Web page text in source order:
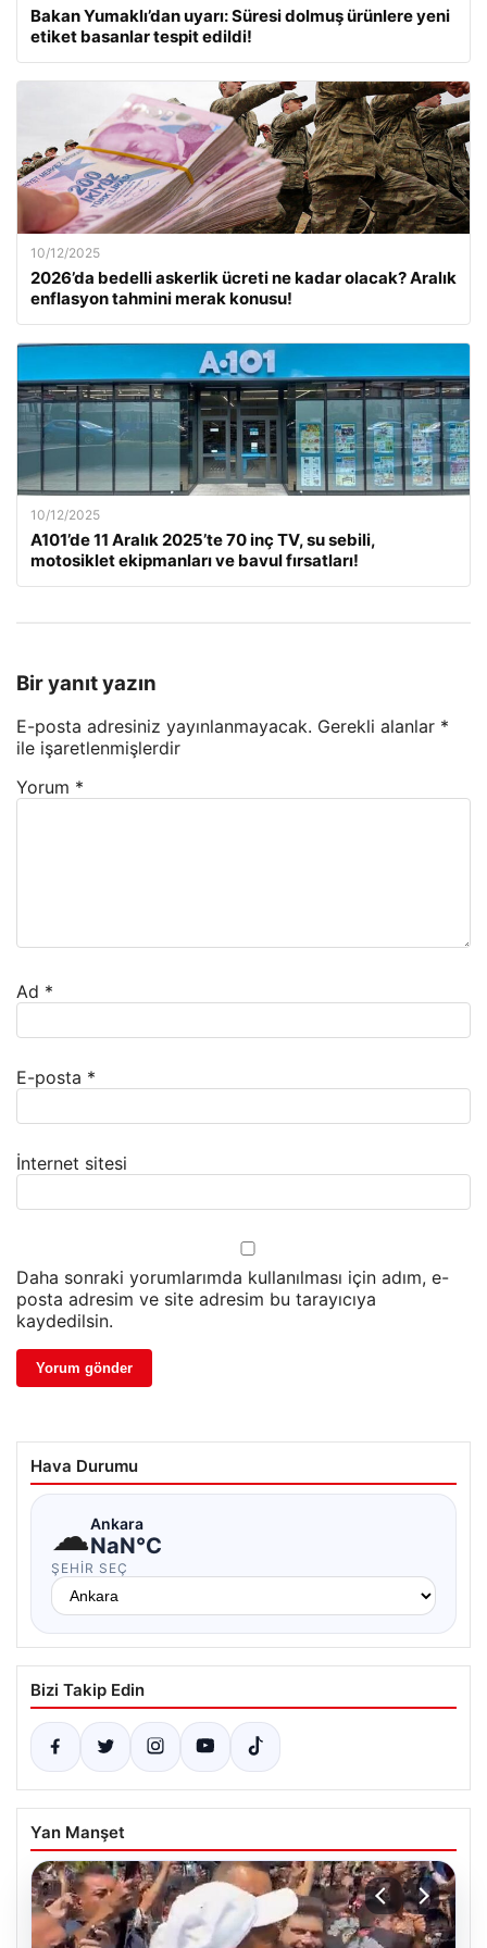
Bakan Yumaklı’dan uyarı: Süresi dolmuş ürünlere yeni
etiket basanlar tespit edildi!
10/12/2025
2026’da bedelli askerlik ücreti ne kadar olacak? Aralık
enflasyon tahmini merak konusu!
10/12/2025
A101’de 11 Aralık 2025’te 70 inç TV, su sebili,
motosiklet ekipmanları ve bavul fırsatları!
Bir yanıt yazın
E-posta adresiniz yayınlanmayacak. Gerekli alanlar *
ile işaretlenmişlerdir
Yorum *
Ad *
E-posta *
İnternet sitesi
Daha sonraki yorumlarımda kullanılması için adım, e-
posta adresim ve site adresim bu tarayıcıya
kaydedilsin.
Hava Durumu
☁Ankara
NaN°C
ŞEHIR SEÇ
Bizi Takip Edin
Yan Manşet